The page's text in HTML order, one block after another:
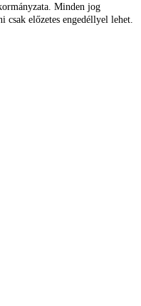
Minden jog
előzetes engedéllyel lehet.